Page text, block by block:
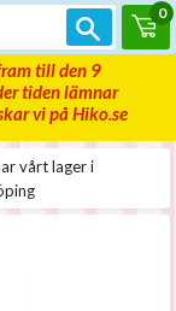
0
till den 9
tiden lämnar
vi på Hiko.se
vårt lager i